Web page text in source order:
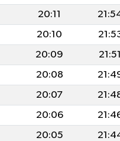
20:11
20:10
20:09
21:51
20:08
20:07
20:06
20:05